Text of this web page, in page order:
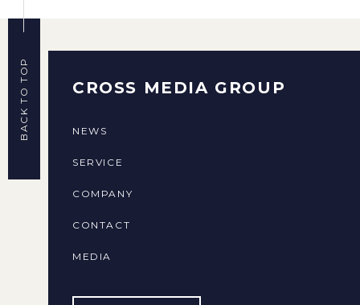
BACK TO TOP CROSS MEDIA GROUP
NEWS
SERVICE
COMPANY
CONTACT
MEDIA